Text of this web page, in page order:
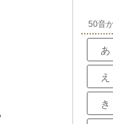
50音
あ
え
き